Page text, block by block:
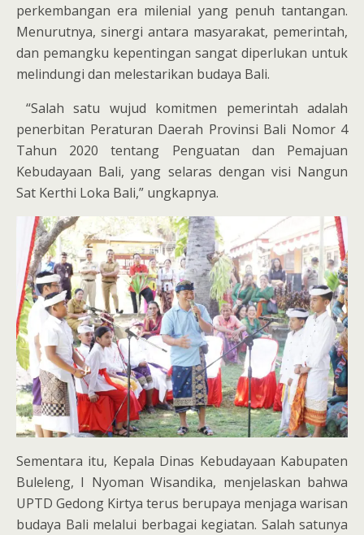
perkembangan era milenial yang penuh tantangan.
Menurutnya, sinergi antara masyarakat, pemerintah,
dan pemangku kepentingan sangat diperlukan untuk
melindungi dan melestarikan budaya Bali.
“Salah satu wujud komitmen pemerintah adalah
penerbitan Peraturan Daerah Provinsi Bali Nomor 4
Tahun 2020 tentang Penguatan dan Pemajuan
Kebudayaan Bali, yang selaras dengan visi Nangun
Sat Kerthi Loka Bali,” ungkapnya.
Sementara itu, Kepala Dinas Kebudayaan Kabupaten
Buleleng, I Nyoman Wisandika, menjelaskan bahwa
UPTD Gedong Kirtya terus berupaya menjaga warisan
budaya Bali melalui berbagai kegiatan. Salah satunya